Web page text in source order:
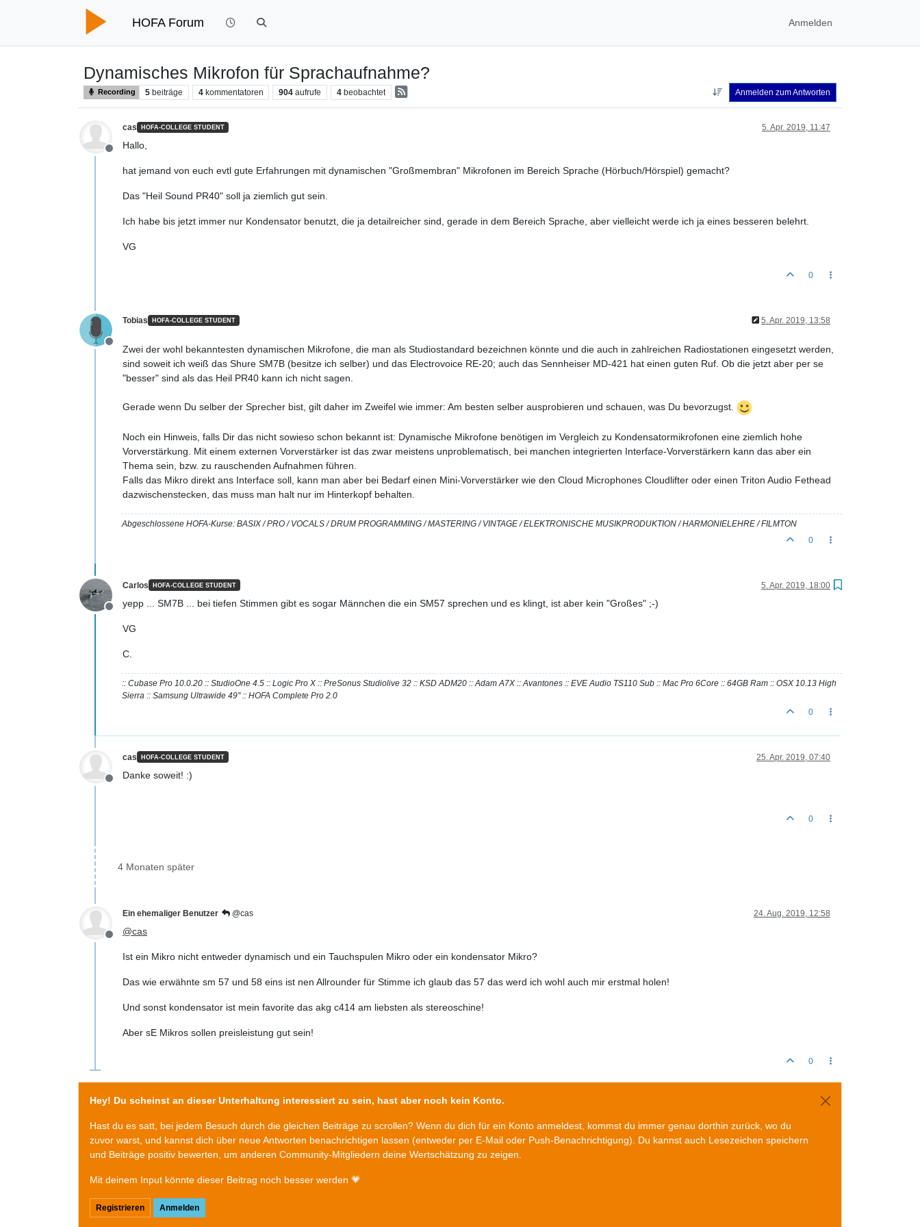
HOFA Forum Anmelden
​Dynamisches Mikrofon für Sprachaufnahme?
Recording 5 beiträge 4 kommentatoren 904 aufrufe 4 beobachtet Anmelden zum Antworten
Offline
cas HOFA-COLLEGE STUDENT 5. Apr. 2019, 11:47
Hallo,
hat jemand von euch evtl gute Erfahrungen mit dynamischen "Großmembran" Mikrofonen im Bereich Sprache (Hörbuch/Hörspiel) gemacht?
Das "Heil Sound PR40" soll ja ziemlich gut sein.
Ich habe bis jetzt immer nur Kondensator benutzt, die ja detailreicher sind, gerade in dem Bereich Sprache, aber vielleicht werde ich ja eines besseren belehrt.
VG
0
Offline
Tobias HOFA-COLLEGE STUDENT 5. Apr. 2019, 13:58
Zwei der wohl bekanntesten dynamischen Mikrofone, die man als Studiostandard bezeichnen könnte und die auch in zahlreichen Radiostationen eingesetzt werden,
sind soweit ich weiß das Shure SM7B (besitze ich selber) und das Electrovoice RE-20; auch das Sennheiser MD-421 hat einen guten Ruf. Ob die jetzt aber per se
"besser" sind als das Heil PR40 kann ich nicht sagen.
Gerade wenn Du selber der Sprecher bist, gilt daher im Zweifel wie immer: Am besten selber ausprobieren und schauen, was Du bevorzugst.
Noch ein Hinweis, falls Dir das nicht sowieso schon bekannt ist: Dynamische Mikrofone benötigen im Vergleich zu Kondensatormikrofonen eine ziemlich hohe
Vorverstärkung. Mit einem externen Vorverstärker ist das zwar meistens unproblematisch, bei manchen integrierten Interface-Vorverstärkern kann das aber ein
Thema sein, bzw. zu rauschenden Aufnahmen führen.
Falls das Mikro direkt ans Interface soll, kann man aber bei Bedarf einen Mini-Vorverstärker wie den Cloud Microphones Cloudlifter oder einen Triton Audio Fethead
dazwischenstecken, das muss man halt nur im Hinterkopf behalten.
Abgeschlossene HOFA-Kurse: BASIX / PRO / VOCALS / DRUM PROGRAMMING / MASTERING / VINTAGE / ELEKTRONISCHE MUSIKPRODUKTION / HARMONIELEHRE / FILMTON
0
Offline
Carlos HOFA-COLLEGE STUDENT 5. Apr. 2019, 18:00
yepp ... SM7B ... bei tiefen Stimmen gibt es sogar Männchen die ein SM57 sprechen und es klingt, ist aber kein "Großes" ;-)
VG
C.
:: Cubase Pro 10.0.20 :: StudioOne 4.5 :: Logic Pro X :: PreSonus Studiolive 32 :: KSD ADM20 :: Adam A7X :: Avantones :: EVE Audio TS110 Sub :: Mac Pro 6Core :: 64GB Ram :: OSX 10.13 High
Sierra :: Samsung Ultrawide 49" :: HOFA Complete Pro 2.0
0
Offline
cas HOFA-COLLEGE STUDENT 25. Apr. 2019, 07:40
Danke soweit! :)
0
4 Monaten später
Offline
Ein ehemaliger Benutzer @cas 24. Aug. 2019, 12:58
@cas
Ist ein Mikro nicht entweder dynamisch und ein Tauchspulen Mikro oder ein kondensator Mikro?
Das wie erwähnte sm 57 und 58 eins ist nen Allrounder für Stimme ich glaub das 57 das werd ich wohl auch mir erstmal holen!
Und sonst kondensator ist mein favorite das akg c414 am liebsten als stereoschine!
Aber sE Mikros sollen preisleistung gut sein!
0
Hey! Du scheinst an dieser Unterhaltung interessiert zu sein, hast aber noch kein Konto.
Hast du es satt, bei jedem Besuch durch die gleichen Beiträge zu scrollen? Wenn du dich für ein Konto anmeldest, kommst du immer genau dorthin zurück, wo du
zuvor warst, und kannst dich über neue Antworten benachrichtigen lassen (entweder per E-Mail oder Push-Benachrichtigung). Du kannst auch Lesezeichen speichern
und Beiträge positiv bewerten, um anderen Community-Mitgliedern deine Wertschätzung zu zeigen.
Mit deinem Input könnte dieser Beitrag noch besser werden 💗
Registrieren Anmelden